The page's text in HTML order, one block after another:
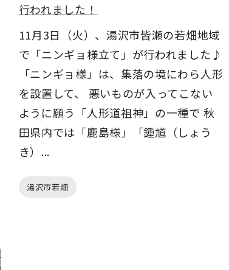
行われました！
11月3日（火）、湯沢市皆瀬の若畑地域
で「ニンギョ様立て」が行われました♪
「ニンギョ様」は、集落の境にわら人形
を設置して、 悪いものが入ってこない
ように願う「人形道祖神」の一種で 秋
田県内では「鹿島様」「鍾馗（しょう
き）...
湯沢市若畑